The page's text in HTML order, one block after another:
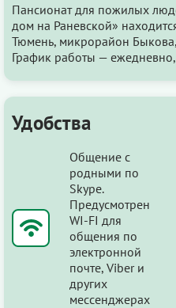
Пансионат для пожилых
дом на Раневской»
Тюмень, микрорайон
График работы — ежедневно,
Удобства
Общение с
родными по
Skype.
Предусмотрен
WI-FI для
общения по
электронной
почте, Viber и
других
мессенджерах